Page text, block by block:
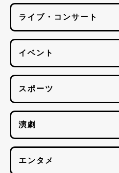
ライブ・コンサート
イベント
スポーツ
演劇
エンタメ